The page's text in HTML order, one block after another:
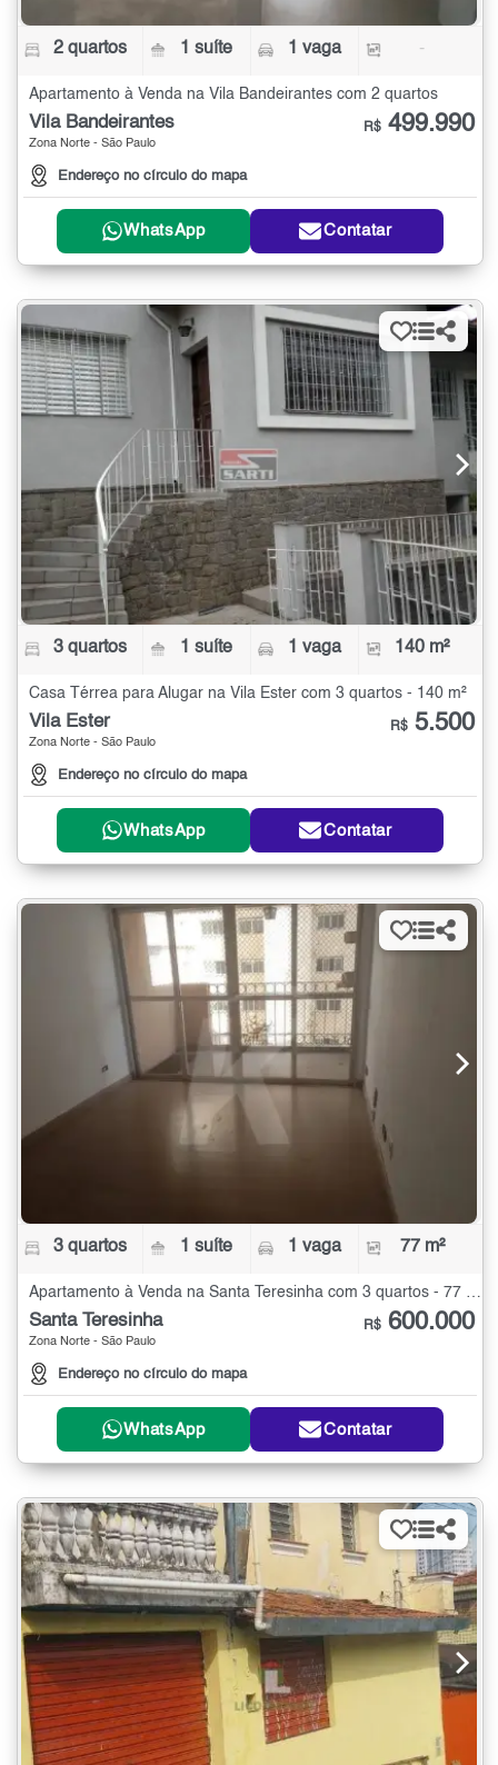
2 quartos 1 suíte 1 vaga -
Apartamento à Venda na Vila Bandeirantes com 2 quartos
Vila Bandeirantes
Zona Norte - São Paulo
Endereço no círculo do mapa
R$ 499.990
WhatsApp Contatar
3 quartos 1 suíte 1 vaga 140 m²
Casa Térrea para Alugar na Vila Ester com 3 quartos - 140 m²
Vila Ester
Zona Norte - São Paulo
Endereço no círculo do mapa
R$ 5.500
WhatsApp Contatar
3 quartos 1 suíte 1 vaga 77 m²
Apartamento à Venda na Santa Teresinha com 3 quartos - 77 m²
Santa Teresinha
Zona Norte - São Paulo
Endereço no círculo do mapa
R$ 600.000
WhatsApp Contatar